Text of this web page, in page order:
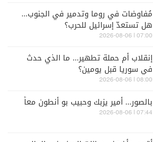
مُفاوضات في روما وتدمير في الجنوب...
هل تستعدّ إسرائيل للحرب؟
07:00 | 2026-08-06
إنقلاب أم حملة تطهير... ما الذي حدث
في سوريا قبل يومين؟
08:00 | 2026-08-06
بالصور... أمير يزبك وحبيب بو أنطون معاً
07:44 | 2026-08-06